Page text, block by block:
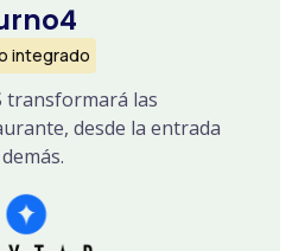
integrado
transformará las
desde la entrada